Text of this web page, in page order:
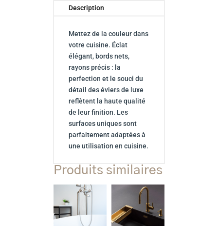
Description
Mettez de la couleur dans
votre cuisine. Éclat
élégant, bords nets,
rayons précis : la
perfection et le souci du
détail des éviers de luxe
reflètent la haute qualité
de leur finition. Les
surfaces uniques sont
parfaitement adaptées à
une utilisation en cuisine.
Produits similaires